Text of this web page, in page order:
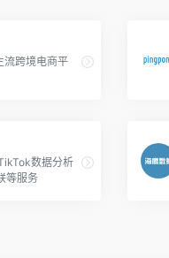
流跨境电商平
数据分析
等服务